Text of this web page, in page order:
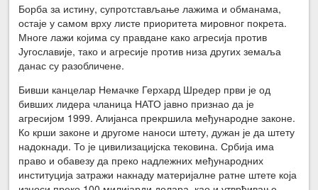
Борба за истину, супротстављање лажима и обманама,
остаје у самом врху листе приоритета мировног покрета.
Многе лажи којима су правдане како агресија против
Југославије, тако и агресије против низа других земаља
данас су разобличене.
Бивши канцелар Немачке Герхард Шредер први је од
бивших лидера чланица НАТО јавно признао да је
агресијом 1999. Алијанса прекршила међународне законе.
Ко крши законе и другоме наноси штету, дужан је да штету
надокнади. То је цивилизацијска тековина. Србија има
право и обавезу да преко надлежних међународних
институција затражи накнаду материјалне ратне штете која